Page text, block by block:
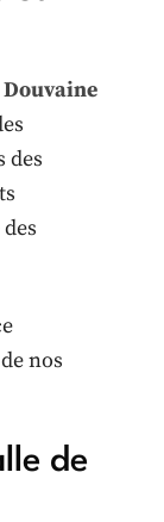
des
nos
de